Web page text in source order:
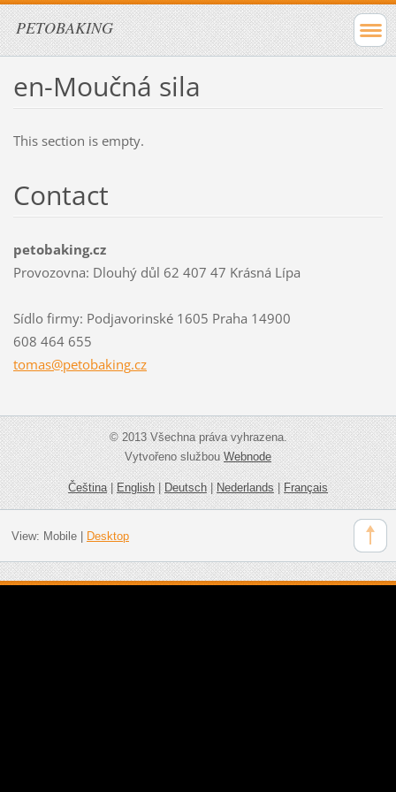
PETOBAKING
en-Moučná sila
This section is empty.
Contact
petobaking.cz
Provozovna: Dlouhý důl 62 407 47 Krásná Lípa
Sídlo firmy: Podjavorinské 1605 Praha 14900
608 464 655
tomas@petobaking.cz
© 2013 Všechna práva vyhrazena.
Vytvořeno službouWebnode
Čeština|English|Deutsch|Nederlands|Français
View: Mobile| Desktop